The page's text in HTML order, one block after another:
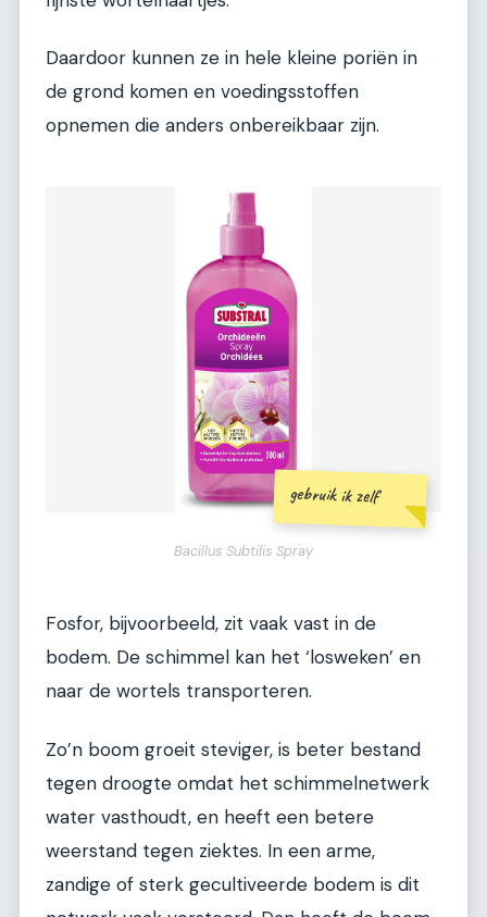
Daardoor kunnen ze in hele kleine poriën in
de grond komen en voedingsstoffen
opnemen die anders onbereikbaar zijn.
gebruik ik zelf
Bacillus Subtilis Spray
Fosfor, bijvoorbeeld, zit vaak vast in de
bodem. De schimmel kan het ‘losweken’ en
naar de wortels transporteren.
Zo’n boom groeit steviger, is beter bestand
tegen droogte omdat het schimmelnetwerk
water vasthoudt, en heeft een betere
weerstand tegen ziektes. In een arme,
zandige of sterk gecultiveerde bodem is dit